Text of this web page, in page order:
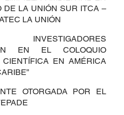
DE LA UNIÓN SUR ITCA –
LA UNIÓN
INVESTIGADORES
EN EL COLOQUIO
CIENTÍFICA EN AMÉRICA
OTORGADA POR EL